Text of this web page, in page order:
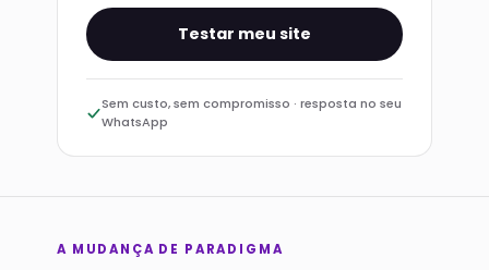
Testar meu site
Sem custo, sem compromisso · resposta no seu
WhatsApp
A MUDANÇA DE PARADIGMA